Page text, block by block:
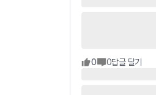
0 0답글 달기